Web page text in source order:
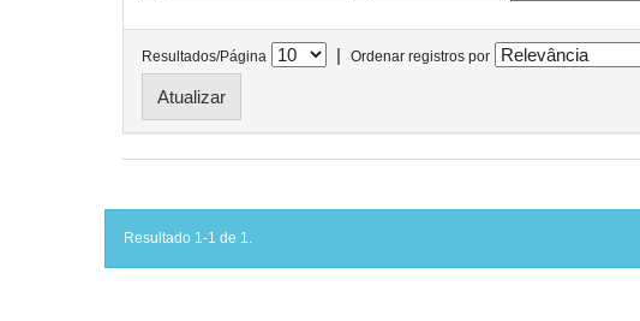
Resultados/Página | Ordenar registros por
Resultado 1-1 de 1.